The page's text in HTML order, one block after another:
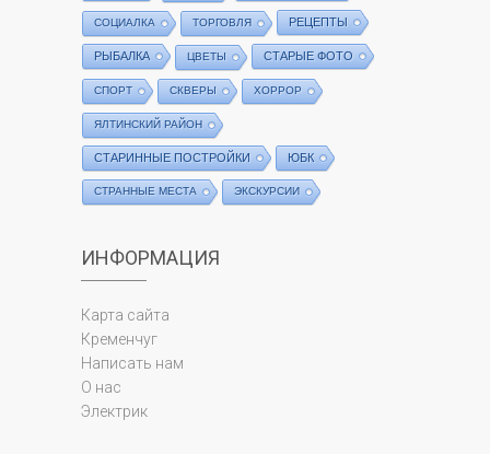
СОЦИАЛКА ТОРГОВЛЯ РЕЦЕПТЫ
РЫБАЛКА ЦВЕТЫ СТАРЫЕ ФОТО
СПОРТ СКВЕРЫ ХОРРОР
ЯЛТИНСКИЙ РАЙОН
СТАРИННЫЕ ПОСТРОЙКИ ЮБК
СТРАННЫЕ МЕСТА ЭКСКУРСИИ
ИНФОРМАЦИЯ
Карта сайта
Кременчуг
Написать нам
О нас
Электрик